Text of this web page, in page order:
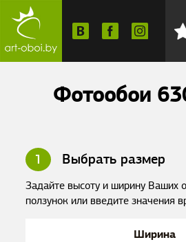
Фотообои
1 Выбрать размер
Задайте высоту и ширину Ваших
ползунок или введите значения
Ширина